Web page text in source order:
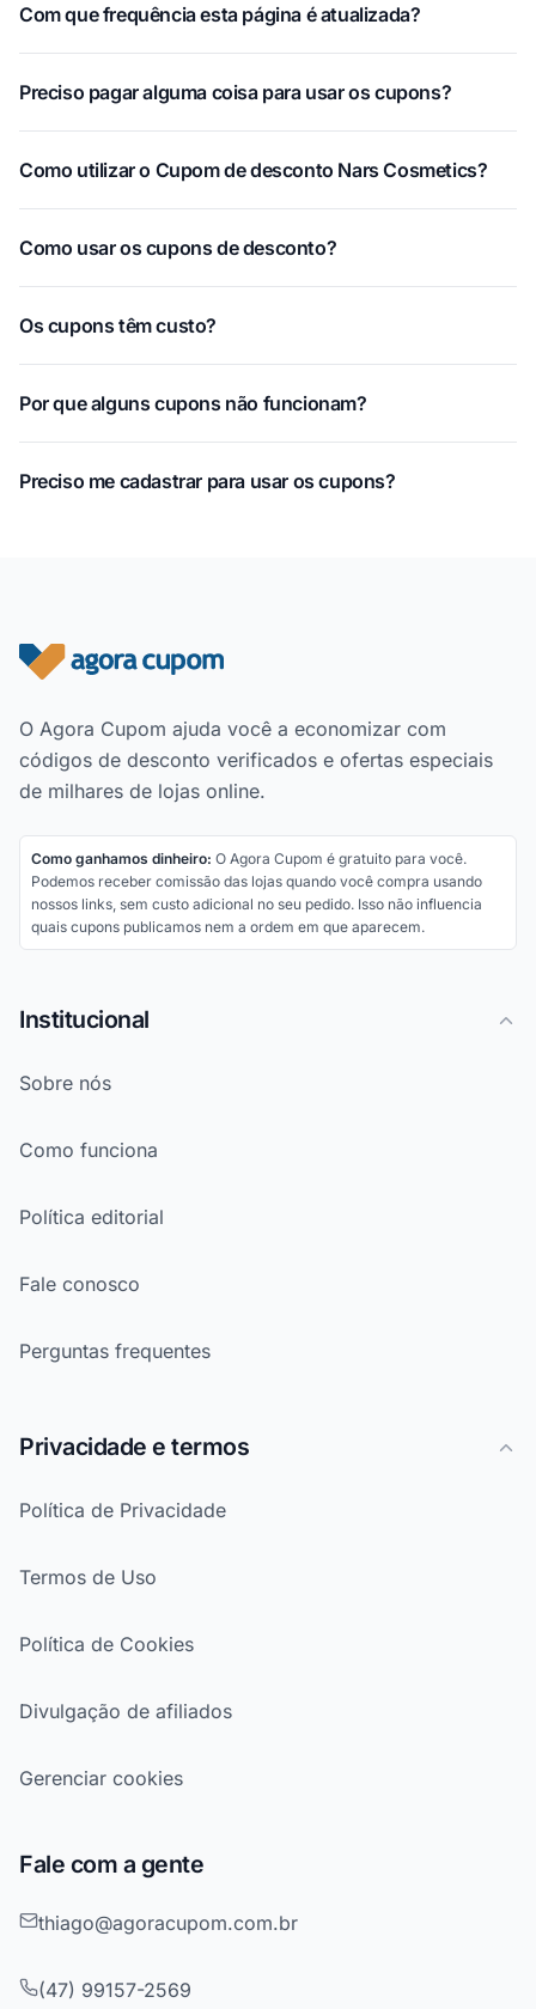
Com que frequência esta página é atualizada?
Preciso pagar alguma coisa para usar os cupons?
Como utilizar o Cupom de desconto Nars Cosmetics?
Como usar os cupons de desconto?
Os cupons têm custo?
Por que alguns cupons não funcionam?
Preciso me cadastrar para usar os cupons?
Rodapé do site
O Agora Cupom ajuda você a economizar com
códigos de desconto verificados e ofertas especiais
de milhares de lojas online.
Como ganhamos dinheiro: O Agora Cupom é gratuito para você.
Podemos receber comissão das lojas quando você compra usando
nossos links, sem custo adicional no seu pedido. Isso não influencia
quais cupons publicamos nem a ordem em que aparecem.
Institucional
Sobre nós
Como funciona
Política editorial
Fale conosco
Perguntas frequentes
Privacidade e termos
Política de Privacidade
Termos de Uso
Política de Cookies
Divulgação de afiliados
Gerenciar cookies
Fale com a gente
thiago@agoracupom.com.br
(47) 99157-2569